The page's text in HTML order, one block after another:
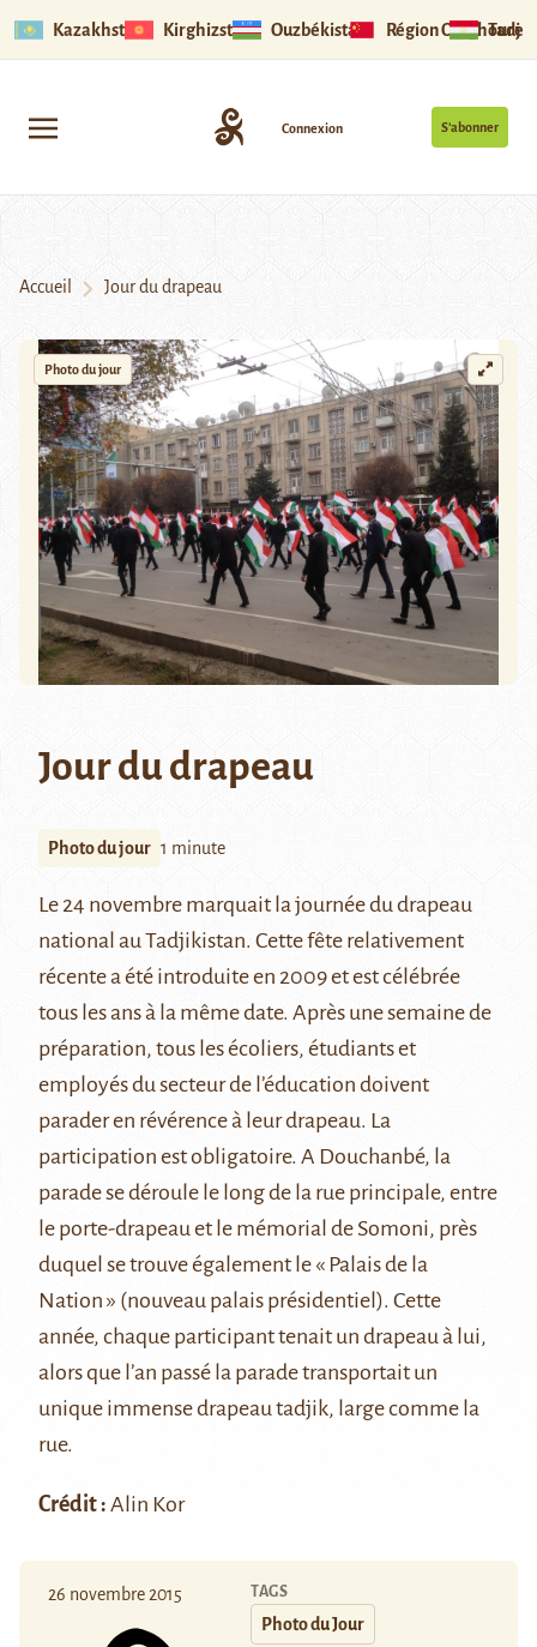
Kazakhstan Kirghizstan Ouzbékistan Région Ouïghoure
S’abonner
Connexion
Accueil Jour du drapeau
Photo du jour
Jour du drapeau
Photo du jour 1 minute
Le 24 novembre marquait lajournée du drapeau
national au Tadjikistan. Cette fête relativement
récente a été introduite en 2009 et est célébrée
tous les ans à la même date. Après une semaine de
préparation, tous les écoliers, étudiants et
employés du secteur de l’éducation doivent
parader en révérence à leur drapeau. La
participation est obligatoire. A Douchanbé, la
parade se déroule le long de la rue principale, entre
le porte-drapeau et le mémorial de Somoni, près
duquel se trouve également le « Palais de la
Nation » (nouveau palais présidentiel). Cette
année, chaque participant tenait un drapeau à lui,
alors que l’an passé la parade transportait un
unique immense drapeautadjik, large comme la
rue.
Crédit : Alin Kor
26 novembre 2015 TAGS
Photo du Jour